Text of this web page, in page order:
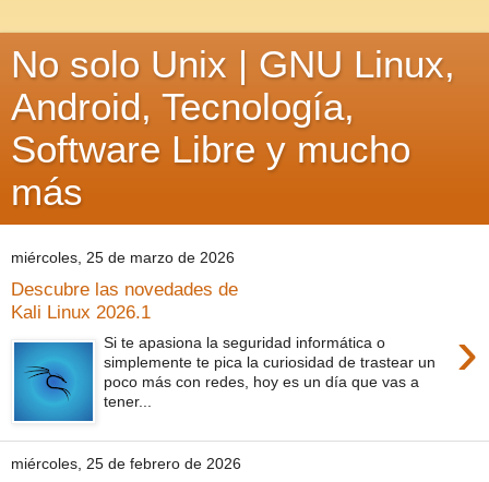
No solo Unix | GNU Linux,
Android, Tecnología,
Software Libre y mucho
más
miércoles, 25 de marzo de 2026
Descubre las novedades de
Kali Linux 2026.1
›
Si te apasiona la seguridad informática o
simplemente te pica la curiosidad de trastear un
poco más con redes, hoy es un día que vas a
tener...
miércoles, 25 de febrero de 2026